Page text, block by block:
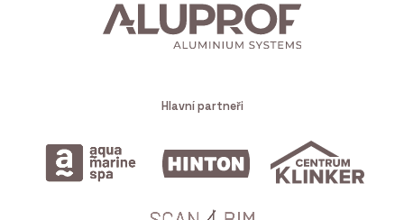
Hlavní partneři